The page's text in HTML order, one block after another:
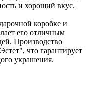
и хороший вкус.
коробке и
его отличным
Производство
что гарантирует
украшения.